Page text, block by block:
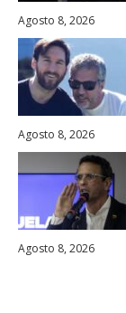
Agosto 8, 2026
Agosto 8, 2026
Agosto 8, 2026